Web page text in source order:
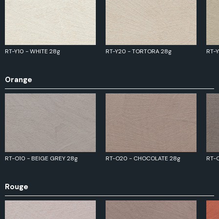
RT-Y10 - WHITE 28g RT-Y20 - TORTORA 28g RT-
Orange
RT-O10 - BEIGE GREY 28g RT-O20 - CHOCOLATE 28g RT-
Rouge